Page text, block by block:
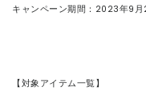
キャンペーン期間：2023年9
【対象アイテム一覧】